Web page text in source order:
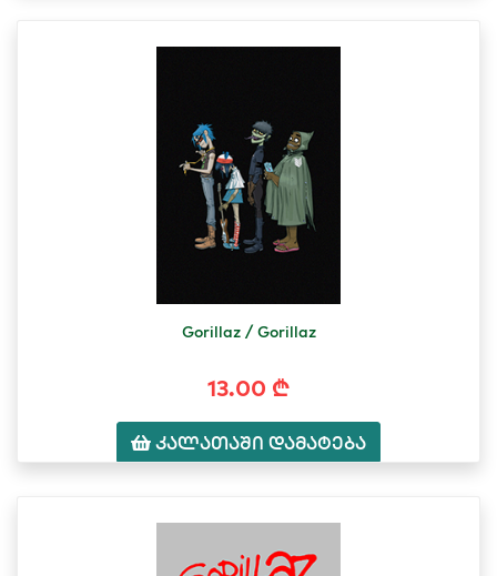
Gorillaz / Gorillaz
13.00 ₾
კალათაში დამატება